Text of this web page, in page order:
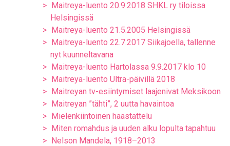
Maitreya-luento 20.9.2018 SHKL ry tiloissa
Helsingissä
Maitreya-luento 21.5.2005 Helsingissä
Maitreya-luento 22.7.2017 Siikajoella, tallenne
nyt kuunneltavana
Maitreya-luento Hartolassa 9.9.2017 klo 10
Maitreya-luento Ultra-päivillä 2018
Maitreyan tv-esiintymiset laajenivat Meksikoon
Maitreyan ”tähti”, 2 uutta havaintoa
Mielenkiintoinen haastattelu
Miten romahdus ja uuden alku lopulta tapahtuu
Nelson Mandela, 1918–2013